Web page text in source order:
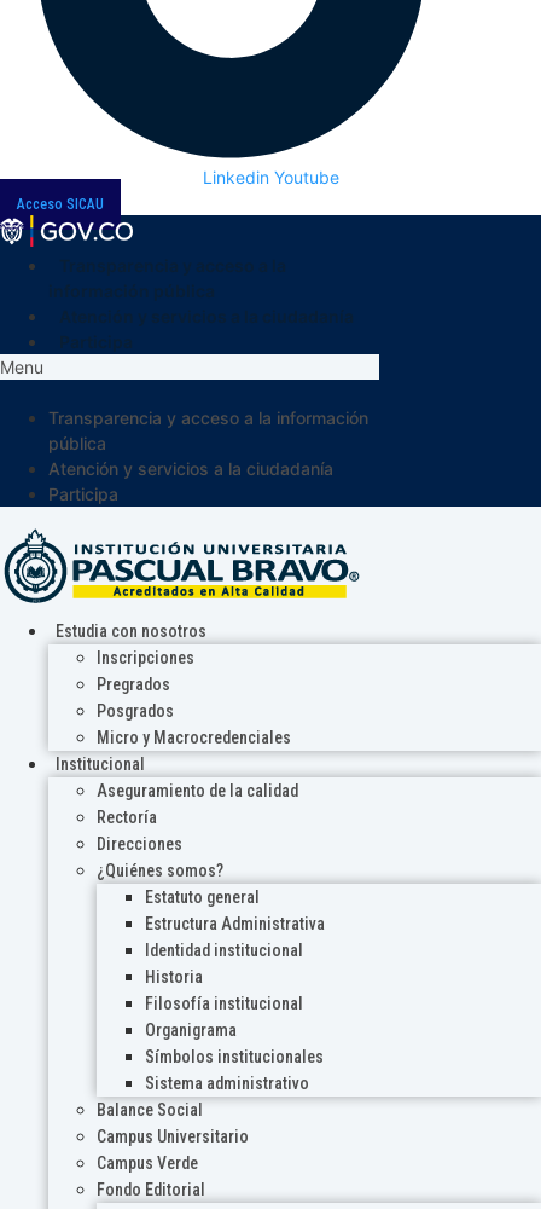
Linkedin Youtube
Acceso SICAU
Menu
Transparencia y acceso a la información
pública
Atención y servicios a la ciudadanía
Participa
Estudia con nosotros
Inscripciones
Pregrados
Posgrados
Micro y Macrocredenciales
Institucional
Aseguramiento de la calidad
Rectoría
Direcciones
¿Quiénes somos?
Estatuto general
Estructura Administrativa
Identidad institucional
Historia
Filosofía institucional
Organigrama
Símbolos institucionales
Sistema administrativo
Balance Social
Campus Universitario
Campus Verde
Fondo Editorial